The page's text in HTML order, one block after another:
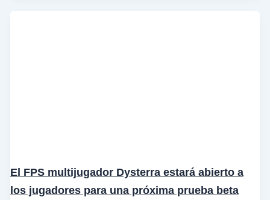
El FPS multijugador Dysterra estará abierto a
los jugadores para una próxima prueba beta